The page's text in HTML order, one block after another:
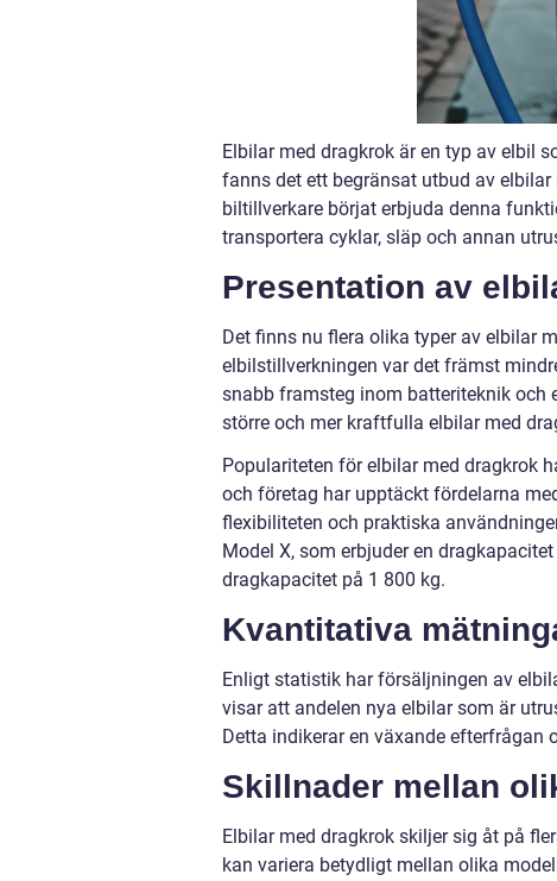
Elbilar med dragkrok är en typ av elbil
fanns det ett begränsat utbud av
biltillverkare börjat erbjuda denna
transportera cyklar, släp och annan
Presentation av
Det finns nu flera olika typer av elbilar
elbilstillverkningen var det främst
snabb framsteg inom batteriteknik och
större och mer kraftfulla elbilar med
Populariteten för elbilar med dragkrok
och företag har upptäckt fördelarna
flexibiliteten och praktiska
Model X, som erbjuder en
dragkapacitet på 1 800 kg.
Kvantitativa
Enligt statistik har försäljningen av
visar att andelen nya elbilar som är
Detta indikerar en växande efterfrågan
Skillnader mellan
Elbilar med dragkrok skiljer sig åt på
kan variera betydligt mellan olika